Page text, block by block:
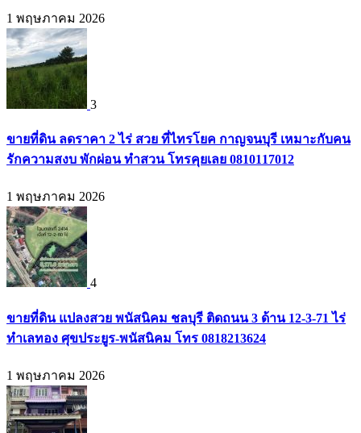
1 พฤษภาคม 2026
3
ขายที่ดิน ลดราคา 2 ไร่ สวย ที่ไทรโยค กาญจนบุรี เหมาะกับคน
รักความสงบ พักผ่อน ทำสวน โทรคุยเลย 0810117012
1 พฤษภาคม 2026
4
ขายที่ดิน แปลงสวย พนัสนิคม ชลบุรี ติดถนน 3 ด้าน 12-3-71 ไร่
ทำเลทอง ศุขประยูร-พนัสนิคม โทร 0818213624
1 พฤษภาคม 2026